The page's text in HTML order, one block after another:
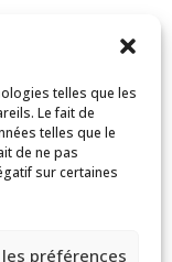
telles que les
Le fait de
telles que le
de ne pas
sur certaines
préférences